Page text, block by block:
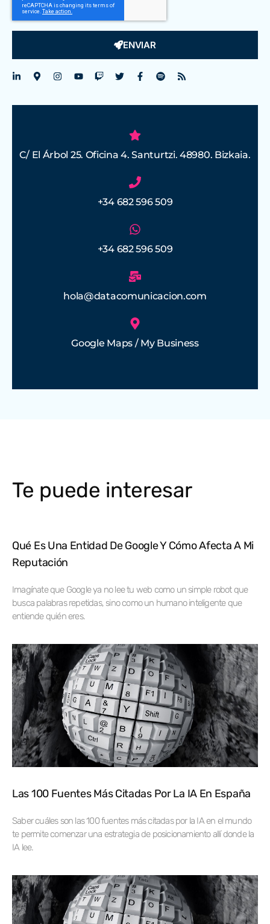
ENVIAR
C/ El Árbol 25. Oficina 4. Santurtzi. 48980. Bizkaia.
+34 682 596 509
+34 682 596 509
hola@datacomunicacion.com
Google Maps / My Business
Te puede interesar
Qué Es Una Entidad De Google Y Cómo Afecta A Mi
Reputación
Imagínate que Google ya no lee tu web como un simple robot que
busca palabras repetidas, sino como un humano inteligente que
entiende quién eres.
Las 100 Fuentes Más Citadas Por La IA En España
Saber cuáles son las 100 fuentes más citadas por la IA en el mundo
te permite comenzar una estrategia de posicionamiento allí donde la
IA lee.